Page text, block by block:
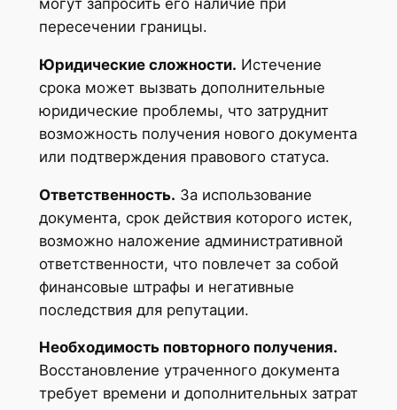
могут запросить его наличие при
пересечении границы.
Юридические сложности. Истечение
срока может вызвать дополнительные
юридические проблемы, что затруднит
возможность получения нового документа
или подтверждения правового статуса.
Ответственность. За использование
документа, срок действия которого истек,
возможно наложение административной
ответственности, что повлечет за собой
финансовые штрафы и негативные
последствия для репутации.
Необходимость повторного получения.
Восстановление утраченного документа
требует времени и дополнительных затрат